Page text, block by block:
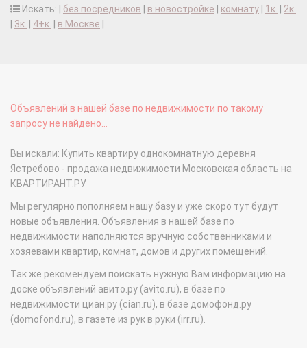
Искать: | без посредников в новостройке комнату 1к.
2к.
3к. 4+к. в Москве
Объявлений в нашей базе по недвижимости по такому
запросу не найдено...
Вы искали: Купить квартиру однокомнатную деревня
Ястребово - продажа недвижимости Московская область на
КВАРТИРАНТ.РУ
Мы регулярно пополняем нашу базу и уже скоро тут будут
новые объявления. Объявления в нашей базе по
недвижимости наполняются вручную собственниками и
хозяевами квартир, комнат, домов и других помещений.
Так же рекомендуем поискать нужную Вам информацию на
доске объявлений авито.ру (avito.ru), в базе по
недвижимости циан.ру (cian.ru), в базе домофонд.ру
(domofond.ru), в газете из рук в руки (irr.ru).